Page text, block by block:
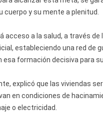
cuerpo y su mente a plenitud.
acceso a la salud, a través
estableciendo una red de
esa formación decisiva para
explicó que las viviendas
en condiciones de
o electricidad.